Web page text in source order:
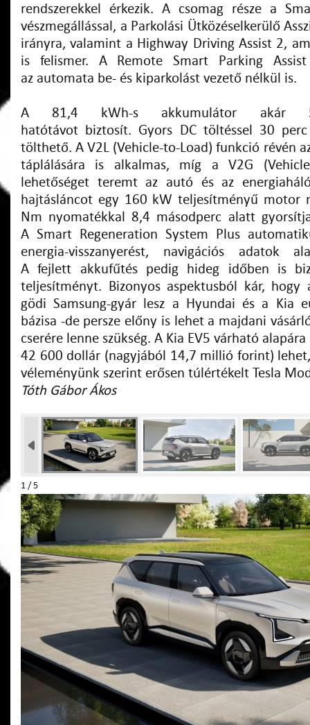
rendszerekkel érkezik. A csomag része a
vészmegállással, a Parkolási Ütközéselkerülő
irányra, valamint a Highway Driving Assist 2,
is felismer. A Remote Smart Parking
az automata be- és kiparkolást vezető nélkül is.
A 81,4 kWh-s akkumulátor akár
hatótávot biztosít. Gyors DC töltéssel 30
tölthető. A V2L (Vehicle-to-Load) funkció révén
táplálására is alkalmas, míg a V2G
lehetőséget teremt az autó és az
hajtásláncot egy 160 kW teljesítményű motor
Nm nyomatékkal 8,4 másodperc alatt
A Smart Regeneration System Plus
energia-visszanyerést, navigációs adatok
A fejlett akkufűtés pedig hideg időben is
teljesítményt. Bizonyos aspektusból kár,
gödi Samsung-gyár lesz a Hyundai és a Kia
bázisa -de persze előny is lehet a majdani
cserére lenne szükség. A Kia EV5 várható
42 600 dollár (nagyjából 14,7 millió forint)
véleményünk szerint erősen túlértékelt Tesla
Tóth Gábor Ákos
1 / 5